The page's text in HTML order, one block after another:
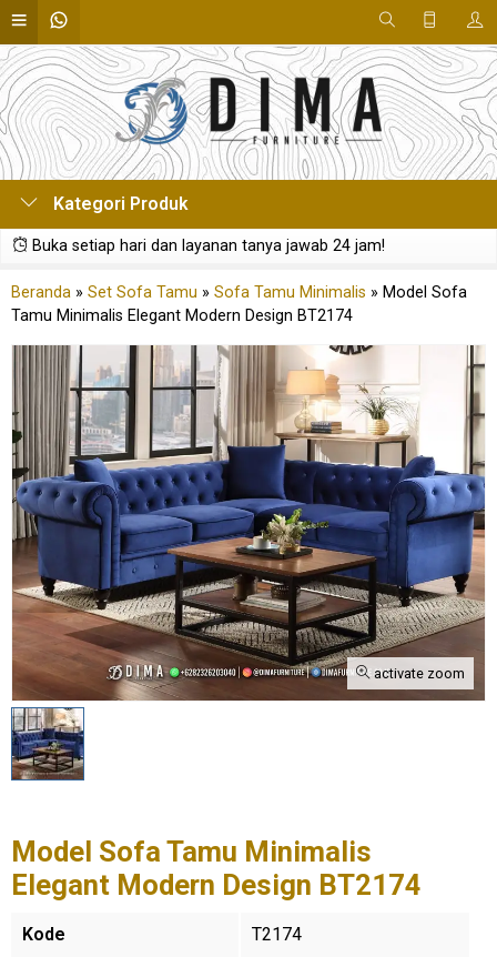
Kategori Produk
Buka setiap hari dan layanan tanya jawab 24 jam!
Beranda » Set Sofa Tamu » Sofa Tamu Minimalis » Model Sofa
Tamu Minimalis Elegant Modern Design BT2174
activate zoom
Model Sofa Tamu Minimalis
Elegant Modern Design BT2174
Kode T2174